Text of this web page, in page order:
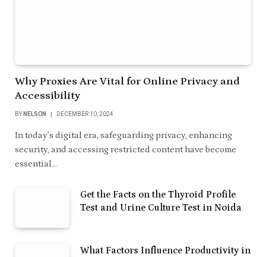
Why Proxies Are Vital for Online Privacy and
Accessibility
BY NELSON DECEMBER 10, 2024
In today’s digital era, safeguarding privacy, enhancing
security, and accessing restricted content have become
essential…
Get the Facts on the Thyroid Profile
Test and Urine Culture Test in Noida
What Factors Influence Productivity in